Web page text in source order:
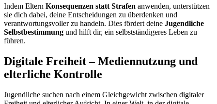
Indem Eltern Konsequenzen statt Strafen anwenden, unterstützen
sie dich dabei, deine Entscheidungen zu überdenken und
verantwortungsvoller zu handeln. Dies fördert deine Jugendliche
Selbstbestimmung und hilft dir, ein selbstständigeres Leben zu
führen.
Digitale Freiheit – Mediennutzung und
elterliche Kontrolle
Jugendliche suchen nach einem Gleichgewicht zwischen digitaler